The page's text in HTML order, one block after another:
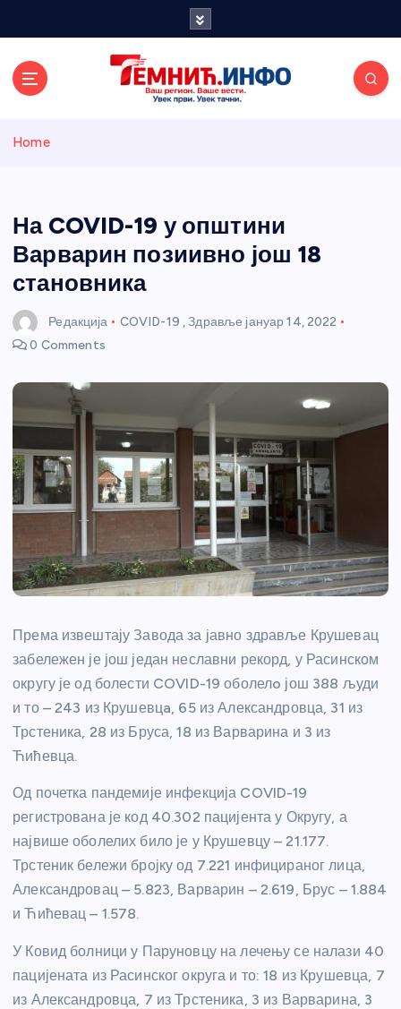
и портал
Home
На COVID-19 у општини
Варварин позиивно још 18
становника
Редакција COVID-19 ,Здравље јануар 14, 2022
0 Comments
Према извештају Завода за јавно здравље Крушевац
забележен је још један неславни рекорд, у Расинском
округу је од болести COVID-19 оболелo још 388 људи
и то – 243 из Крушевцa, 65 из Александровца, 31 из
Трстеника, 28 из Бруса, 18 из Варварина и 3 из
Ћићевца.
Од почетка пандемије инфекција COVID-19
регистрована је код 40.302 пацијента у Округу, а
највише оболелих било је у Крушевцу – 21.177.
Трстеник бележи бројку од 7.221 инфицираног лица,
Александровац – 5.823, Варварин – 2.619, Брус – 1.884
и Ћићевац – 1.578.
У Ковид болници у Паруновцу на лечењу се налази 40
пацијената из Расинског округа и то: 18 из Крушевца, 7
из Александровца, 7 из Трстеника, 3 из Варварина, 3